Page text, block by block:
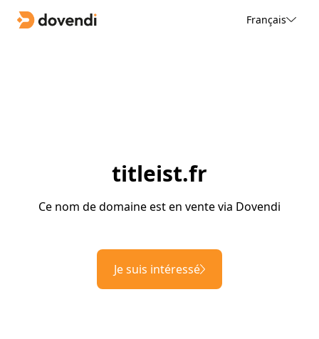
Français
titleist.fr
Ce nom de domaine est en vente via Dovendi
Je suis intéressé